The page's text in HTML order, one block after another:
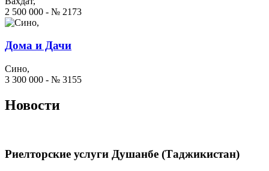
2 500 000 - № 2173
Дома и Дачи
Сино,
3 300 000 - № 3155
Новости
Риелторские услуги Душанбе (Таджикистан)